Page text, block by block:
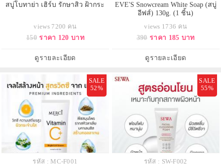
สบู่โบทาย่า เฮิร์บ รักษาสิว ฝ้ากระ
views 7200 คน
150 ราคา 120 บาท
ดูรายละเอียด
EVE'S Snowcream White Soap (สบู่
อีฟส์) 130g. (1 ชิ้น)
views 1736 คน
390 ราคา 185 บาท
ดูรายละเอียด
SALE
52%
รหัส : MC-F001
SALE
55%
รหัส : SW-F002